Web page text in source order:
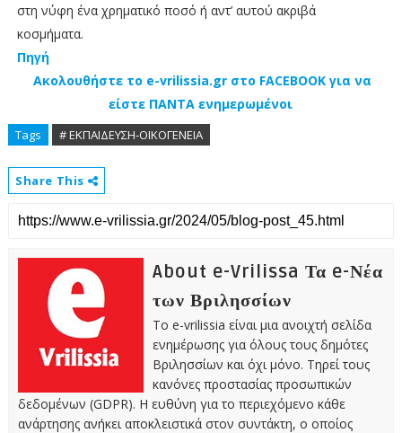
στη νύφη ένα χρηματικό ποσό ή αντ’ αυτού ακριβά
κοσμήματα.
Πηγή
Ακολουθήστε το e-vrilissia.gr στο FACEBOOK για να
είστε ΠΑΝΤΑ ενημερωμένοι
Tags # ΕΚΠΑΙΔΕΥΣΗ-ΟΙΚΟΓΕΝΕΙΑ
Share This
About e-Vrilissa Τα e-Νέα
των Βριλησσίων
Το e-vrilissia είναι μια ανοιχτή σελίδα
ενημέρωσης για όλους τους δημότες
Βριλησσίων και όχι μόνο. Τηρεί τους
κανόνες προστασίας προσωπικών
δεδομένων (GDPR). Η ευθύνη για το περιεχόμενο κάθε
ανάρτησης ανήκει αποκλειστικά στον συντάκτη, ο οποίος